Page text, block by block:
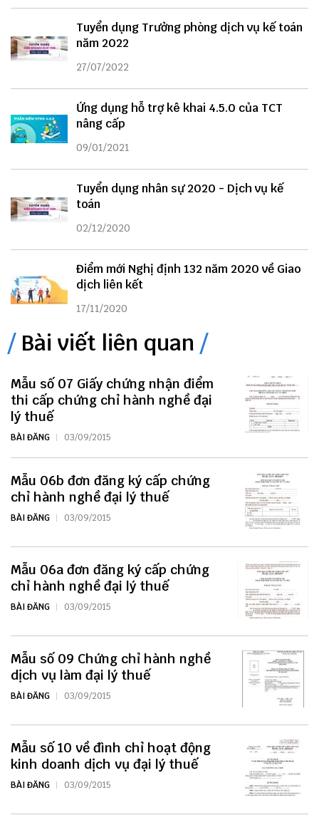
Tuyển dụng Trưởng phòng dịch vụ kế toán
năm 2022
27/07/2022
Ứng dụng hỗ trợ kê khai 4.5.0 của TCT
nâng cấp
09/01/2021
Tuyển dụng nhân sự 2020 - Dịch vụ kế
toán
02/12/2020
Điểm mới Nghị định 132 năm 2020 về Giao
dịch liên kết
17/11/2020
Bài viết liên quan
Mẫu số 07 Giấy chứng nhận điểm
thi cấp chứng chỉ hành nghề đại
lý thuế
BÀI ĐĂNG 03/09/2015
Mẫu 06b đơn đăng ký cấp chứng
chỉ hành nghề đại lý thuế
BÀI ĐĂNG 03/09/2015
Mẫu 06a đơn đăng ký cấp chứng
chỉ hành nghề đại lý thuế
BÀI ĐĂNG 03/09/2015
Mẫu số 09 Chứng chỉ hành nghề
dịch vụ làm đại lý thuế
BÀI ĐĂNG 03/09/2015
Mẫu số 10 về đình chỉ hoạt động
kinh doanh dịch vụ đại lý thuế
BÀI ĐĂNG 03/09/2015